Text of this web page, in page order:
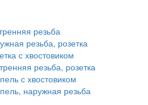
резьба
резьба, розетка
с хвостовиком
резьба, розетка
с хвостовиком
наружная резьба